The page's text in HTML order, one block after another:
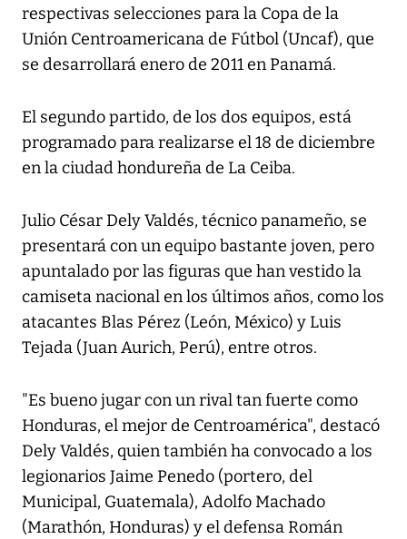
respectivas selecciones para la Copa de la
Unión Centroamericana de Fútbol (Uncaf), que
se desarrollará enero de 2011 en Panamá.
El segundo partido, de los dos equipos, está
programado para realizarse el 18 de diciembre
en la ciudad hondureña de La Ceiba.
Julio César Dely Valdés, técnico panameño, se
presentará con un equipo bastante joven, pero
apuntalado por las figuras que han vestido la
camiseta nacional en los últimos años, como los
atacantes Blas Pérez (León, México) y Luis
Tejada (Juan Aurich, Perú), entre otros.
"Es bueno jugar con un rival tan fuerte como
Honduras, el mejor de Centroamérica", destacó
Dely Valdés, quien también ha convocado a los
legionarios Jaime Penedo (portero, del
Municipal, Guatemala), Adolfo Machado
(Marathón, Honduras) y el defensa Román